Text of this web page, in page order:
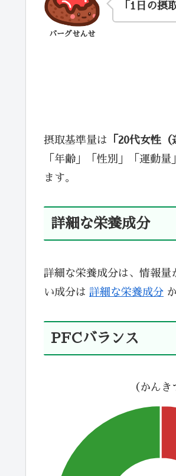
バーグせんせ
「1日の摂
摂取基準量は 「20代女性（
「年齢」「性別」「運動
ます。
詳細な栄養成分
詳細な栄養成分は、情報量
い成分は 詳細な栄養成分
PFCバランス
（かん